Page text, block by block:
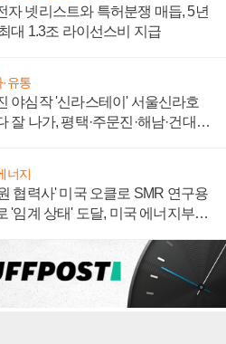
자 넷리스트와 특허분쟁 매듭, 5년
대 1.3조 라이선스비 지급
유통
야심작 '신라스테이' 서울신라호
잘 나가, 평택·주문진·해남·건대로
너지
협력사' 미국 오클로 SMR 연구용
'임계 상태' 도달, 미국 에너지부